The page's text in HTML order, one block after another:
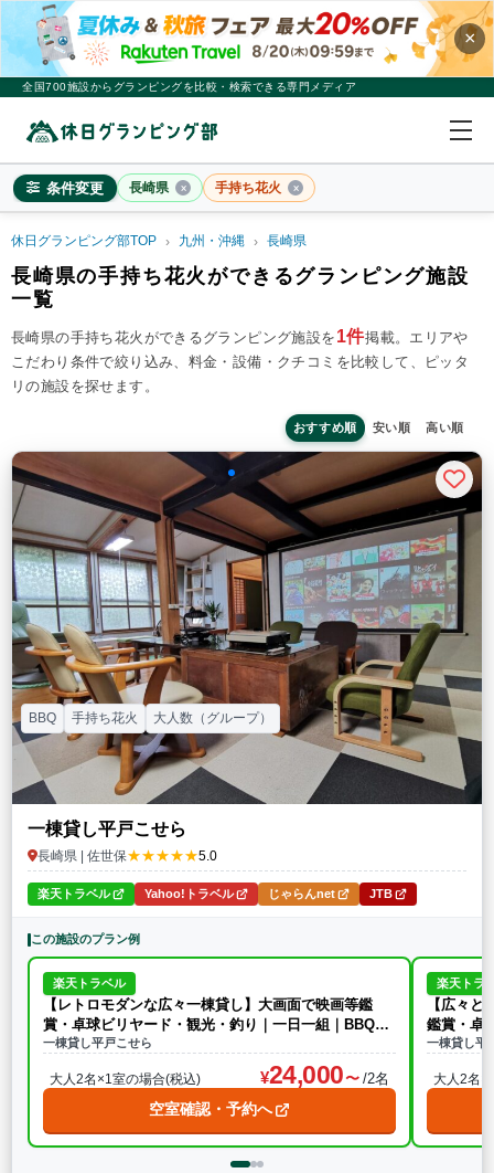
×
全国700施設からグランピングを比較・検索できる専門メディア
条件変更 長崎県 手持ち花火
料金目安※4名利用時の1名最安値
~20,000円/人 20,001~39,999円/人 40,000円~/人
シチュエーション
ペット連れ
コットンテント コテージ・ロッジ
バンガロー・キャビン 1組限定貸切
特徴・アクティビティ
BBQ サウナ・テントサウナ 焚火・キャンプファイヤー 手持ち花火
温泉 プール 海水浴 ドッグラン 駅から徒歩15分以内
駅から送迎あり
条件をクリア この条件で再検索
休日グランピング部TOP 九州・沖縄 長崎県
長崎県の手持ち花火ができるグランピング施設
一覧
長崎県の手持ち花火ができるグランピング施設を 1件掲載。 エリアや
こだわり条件で絞り込み、料金・設備・クチコミを比較して、ピッタ
リの施設を探せます。
おすすめ順 安い順 高い順
一棟貸し平戸こせら
長崎県 | 佐世保★★★★★5.0
BBQ 手持ち花火 大人数（グループ）
楽天トラベル Yahoo!トラベル じゃらんnet JTB
この施設のプラン例
楽天トラベル
【レトロモダンな広々一棟貸し】大画面で映画等鑑
賞・卓球ビリヤード・観光・釣り｜一日一組｜BBQ無
し
一棟貸し平戸こせら
大人2名×1室の場合(税込) 24,000 /2名
空室確認・予約へ
楽天トラ
【広々
鑑賞・卓
一棟貸し平
大人2名